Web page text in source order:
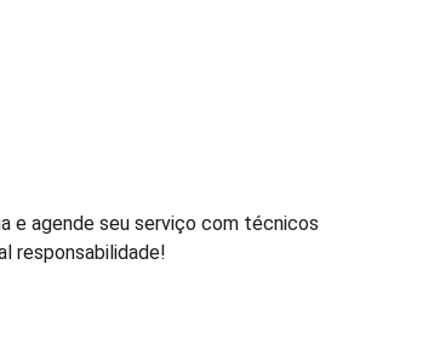
e agende seu serviço com técnicos
responsabilidade!